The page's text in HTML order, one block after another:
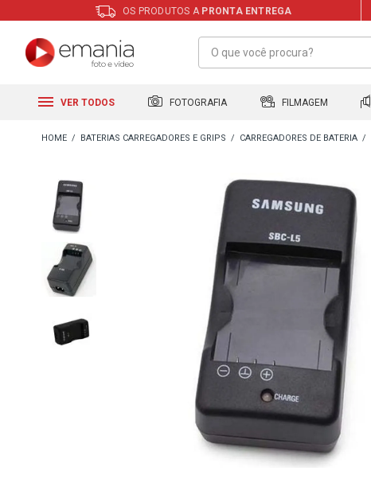
OS PRODUTOS A PRONTA ENTREGA
VER TODOS FOTOGRAFIA FILMAGEM
BATERIAS CARREGADORES E GRIPS CARREGADORES DE BATERIA